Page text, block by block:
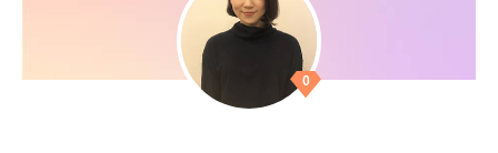
0